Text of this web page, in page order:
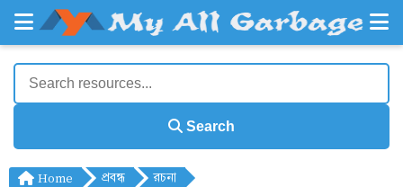
Search
Home প্রবন্ধ রচনা